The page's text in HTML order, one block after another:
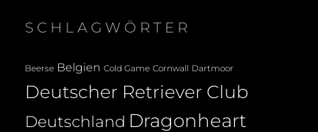
SCHLAGWÖRTER
Beerse Belgien Cold Game Cornwall Dartmoor
Deutscher Retriever Club
Deutschland Dragonheart